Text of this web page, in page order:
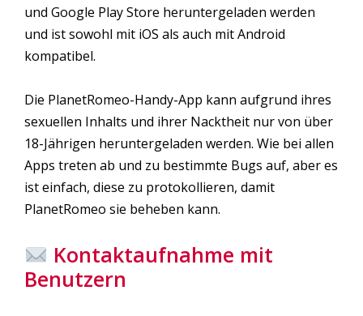
und Google Play Store heruntergeladen werden
und ist sowohl mit iOS als auch mit Android
kompatibel.
Die PlanetRomeo-Handy-App kann aufgrund ihres
sexuellen Inhalts und ihrer Nacktheit nur von über
18-Jährigen heruntergeladen werden. Wie bei allen
Apps treten ab und zu bestimmte Bugs auf, aber es
ist einfach, diese zu protokollieren, damit
PlanetRomeo sie beheben kann.
Kontaktaufnahme mit
Benutzern